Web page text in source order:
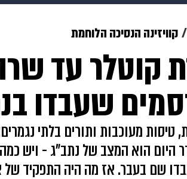
תרבות צבא וביטחון makoZ
גאווה ויוה משפט תשעה חודשים
קוויזינה הנסיכה הלוחמת
קוטלר עד
שעבדו
טיסות מעוכבות ותורים בלתי
היום הוא המצב של נתב"ג - ויש
שם בעבר. אז מה היה התפקיד של